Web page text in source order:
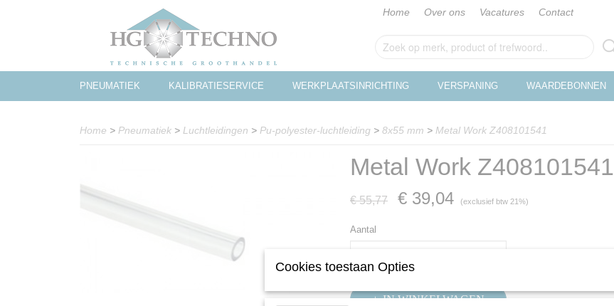
Home Over ons Vacatures Contact
PNEUMATIEK KALIBRATIESERVICE WERKPLAATSINRICHTING VERSPANING WAARDEBONNEN
Home > Pneumatiek > Luchtleidingen > Pu-polyester-luchtleiding > 8x55 mm > Metal Work Z408101541
Metal Work Z408101541
€ 55,77 € 39,04 (exclusief btw 21%)
Aantal
IN WINKELWAGEN
Cookies toestaan Opties